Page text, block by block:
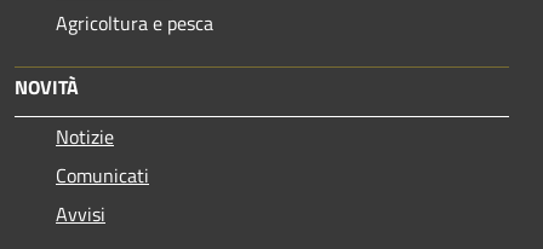
Agricoltura e pesca
NOVITÀ
Notizie
Comunicati
Avvisi